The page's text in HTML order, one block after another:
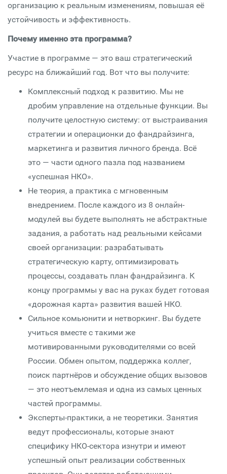
организацию к реальным изменениям, повышая её
устойчивость и эффективность.
Почему именно эта программа?
Участие в программе — это ваш стратегический
ресурс на ближайший год. Вот что вы получите:
Комплексный подход к развитию. Мы не
дробим управление на отдельные функции. Вы
получите целостную систему: от выстраивания
стратегии и операционки до фандрайзинга,
маркетинга и развития личного бренда. Всё
это — части одного пазла под названием
«успешная НКО».
Не теория, а практика с мгновенным
внедрением. После каждого из 8 онлайн-
модулей вы будете выполнять не абстрактные
задания, а работать над реальными кейсами
своей организации: разрабатывать
стратегическую карту, оптимизировать
процессы, создавать план фандрайзинга. К
концу программы у вас на руках будет готовая
«дорожная карта» развития вашей НКО.
Сильное комьюнити и нетворкинг. Вы будете
учиться вместе с такими же
мотивированными руководителями со всей
России. Обмен опытом, поддержка коллег,
поиск партнёров и обсуждение общих вызовов
— это неотъемлемая и одна из самых ценных
частей программы.
Эксперты-практики, а не теоретики. Занятия
ведут профессионалы, которые знают
специфику НКО-сектора изнутри и имеют
успешный опыт реализации собственных